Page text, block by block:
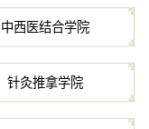
中西医结合学院
针灸推拿学院